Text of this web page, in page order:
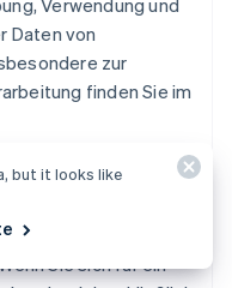
Verwendung und
Daten von
zur
finden Sie im
Sie sich für ein
but it looks like